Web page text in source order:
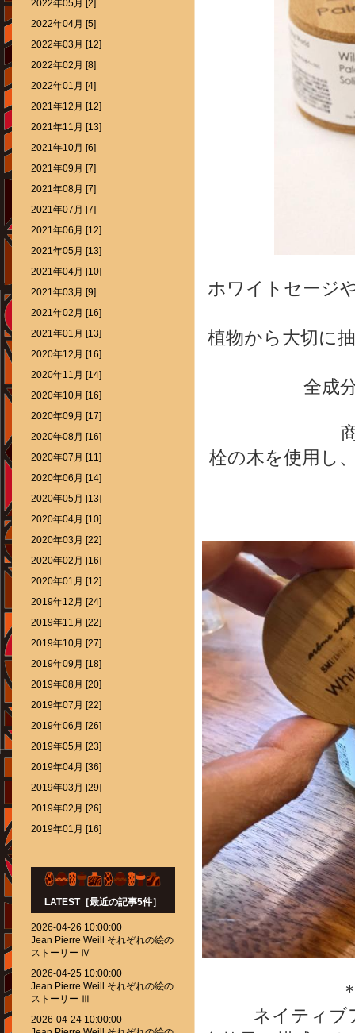
ホワイトセージ
植物から大切に
全成
栓の木を使用し
ネイティブ
2022年05月 [2]
2022年04月 [5]
2022年03月 [12]
2022年02月 [8]
2022年01月 [4]
2021年12月 [12]
2021年11月 [13]
2021年10月 [6]
2021年09月 [7]
2021年08月 [7]
2021年07月 [7]
2021年06月 [12]
2021年05月 [13]
2021年04月 [10]
2021年03月 [9]
2021年02月 [16]
2021年01月 [13]
2020年12月 [16]
2020年11月 [14]
2020年10月 [16]
2020年09月 [17]
2020年08月 [16]
2020年07月 [11]
2020年06月 [14]
2020年05月 [13]
2020年04月 [10]
2020年03月 [22]
2020年02月 [16]
2020年01月 [12]
2019年12月 [24]
2019年11月 [22]
2019年10月 [27]
2019年09月 [18]
2019年08月 [20]
2019年07月 [22]
2019年06月 [26]
2019年05月 [23]
2019年04月 [36]
2019年03月 [29]
2019年02月 [26]
2019年01月 [16]
LATEST［最近の記事5件］
2026-04-26 10:00:00
Jean Pierre Weill それぞれの絵の
ストーリー Ⅳ
2026-04-25 10:00:00
Jean Pierre Weill それぞれの絵の
ストーリー Ⅲ
2026-04-24 10:00:00